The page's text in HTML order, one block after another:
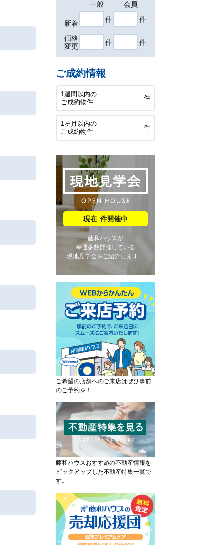
一般 会員
新着
件 件
価格
変更
件 件
ご成約情報
1週間以内の
ご成約物件
件
1ヶ月以内の
ご成約物件
件
件開催中
藤和ハウスが
毎週多数開催している
現地見学会をご紹介します。
ご希望の店舗へのご来店はぜひ事前
のご予約を！
藤和ハウスおすすめの不動産情報を
ピックアップした不動産特集一覧で
す。